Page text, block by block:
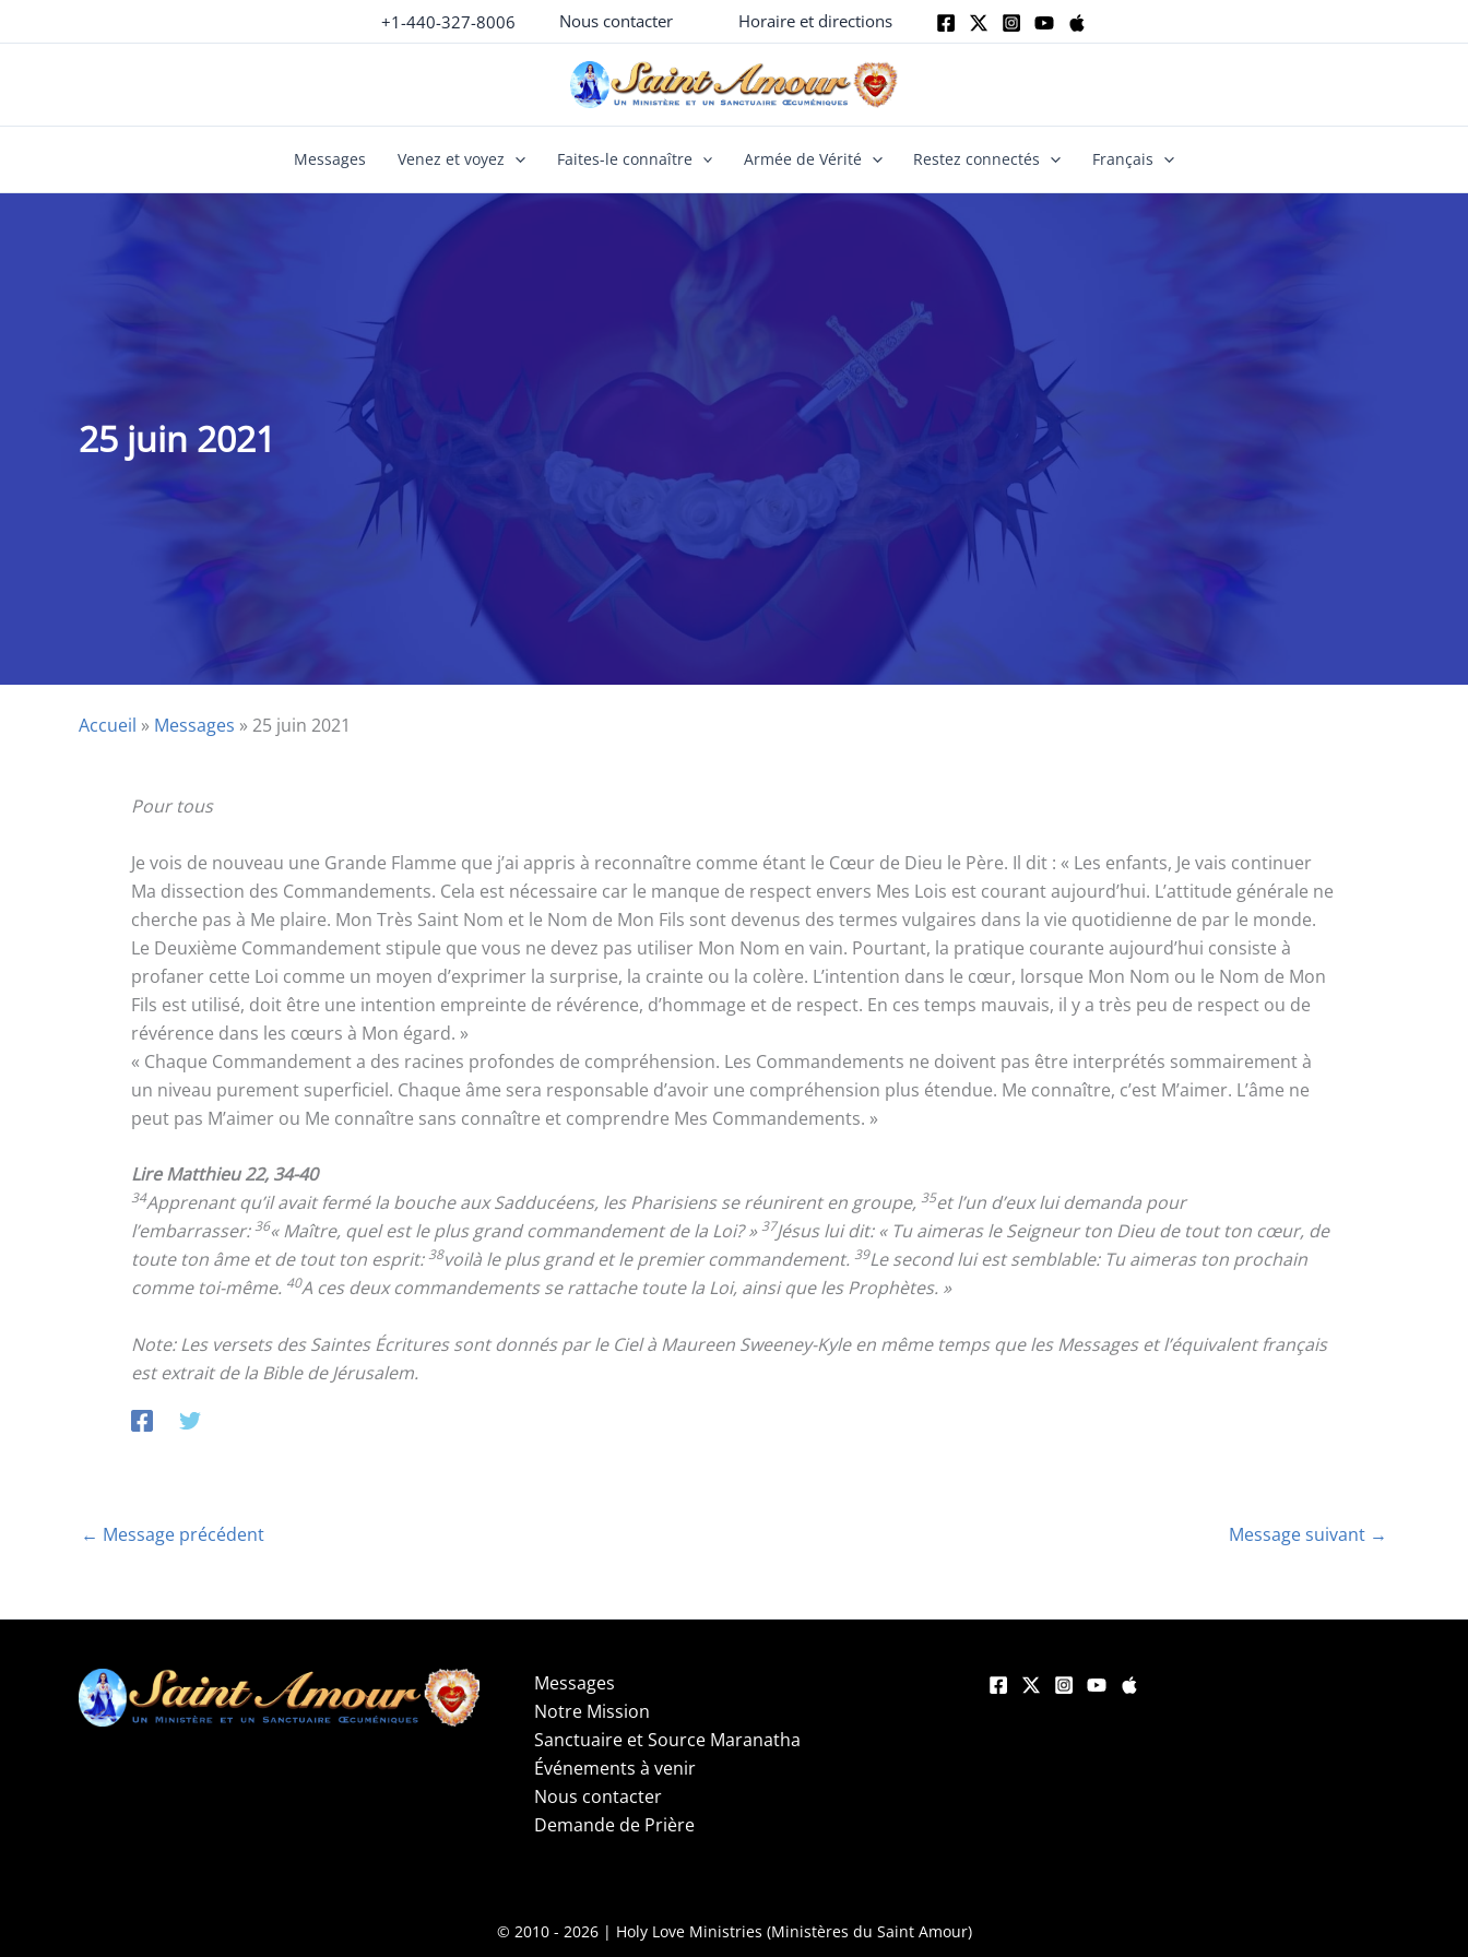
au
+1-440-327-8006 Nous contacter Horaire et directions
Messages Venez et voyez Faites-le connaître Armée de Vérité Restez connectés Français
25 juin 2021
Accueil » Messages »25 juin 2021
Pour tous
Je vois de nouveau une Grande Flamme que j’ai appris à reconnaître comme étant le Cœur de Dieu le Père. Il dit : « Les enfants, Je vais continuer
Ma dissection des Commandements. Cela est nécessaire car le manque de respect envers Mes Lois est courant aujourd’hui. L’attitude générale ne
cherche pas à Me plaire. Mon Très Saint Nom et le Nom de Mon Fils sont devenus des termes vulgaires dans la vie quotidienne de par le monde.
Le Deuxième Commandement stipule que vous ne devez pas utiliser Mon Nom en vain. Pourtant, la pratique courante aujourd’hui consiste à
profaner cette Loi comme un moyen d’exprimer la surprise, la crainte ou la colère. L’intention dans le cœur, lorsque Mon Nom ou le Nom de Mon
Fils est utilisé, doit être une intention empreinte de révérence, d’hommage et de respect. En ces temps mauvais, il y a très peu de respect ou de
révérence dans les cœurs à Mon égard. »
« Chaque Commandement a des racines profondes de compréhension. Les Commandements ne doivent pas être interprétés sommairement à
un niveau purement superficiel. Chaque âme sera responsable d’avoir une compréhension plus étendue. Me connaître, c’est M’aimer. L’âme ne
peut pas M’aimer ou Me connaître sans connaître et comprendre Mes Commandements. »
Lire Matthieu 22, 34-40
34Apprenant qu’il avait fermé la bouche aux Sadducéens, les Pharisiens se réunirent en groupe, 35et l’un d’eux lui demanda pour
l’embarrasser:36« Maître, quel est le plus grand commandement de la Loi? »37Jésus lui dit: « Tu aimeras le Seigneur ton Dieu de tout ton cœur, de
toute ton âme et de tout ton esprit:38voilà le plus grand et le premier commandement. 39Le second lui est semblable: Tu aimeras ton prochain
comme toi-même. 40A ces deux commandements se rattache toute la Loi, ainsi que les Prophètes. »
Note: Les versets des Saintes Écritures sont donnés par le Ciel à Maureen Sweeney-Kyle en même temps que les Messages et l’équivalent français
est extrait de la Bible de Jérusalem.
← Message précédent Message suivant →
Messages
Notre Mission
Sanctuaire et Source Maranatha
Événements à venir
Nous contacter
Demande de Prière
© 2010 - 2026 | Holy Love Ministries (Ministères du Saint Amour)